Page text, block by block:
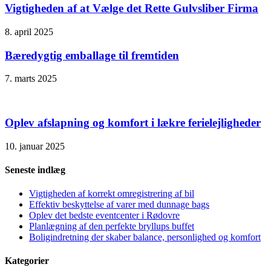
Vigtigheden af at Vælge det Rette Gulvsliber Firma
8. april 2025
Bæredygtig emballage til fremtiden
7. marts 2025
Oplev afslapning og komfort i lækre ferielejligheder
10. januar 2025
Seneste indlæg
Vigtigheden af korrekt omregistrering af bil
Effektiv beskyttelse af varer med dunnage bags
Oplev det bedste eventcenter i Rødovre
Planlægning af den perfekte bryllups buffet
Boligindretning der skaber balance, personlighed og komfort
Kategorier